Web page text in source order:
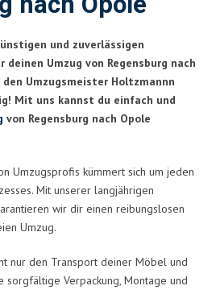
und zuverlässigen
Umzug von Regensburg nach
Umzugsmeister Holtzmannn
Mit uns kannst du einfach und
von Regensburg nach Opole
Umzugsprofis kümmert sich um jeden
Mit unserer langjährigen
wir dir einen reibungslosen
Umzug.
nur den Transport deiner Möbel und
sorgfältige Verpackung, Montage und